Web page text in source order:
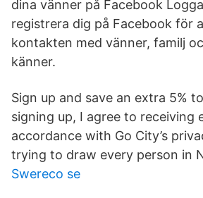
dina vänner på Facebook
registrera dig på Facebook för
kontakten med vänner, familj
känner.
Sign up and save an extra 5%
signing up, I agree to receiving
accordance with Go City’s
trying to draw every person in
Swereco se